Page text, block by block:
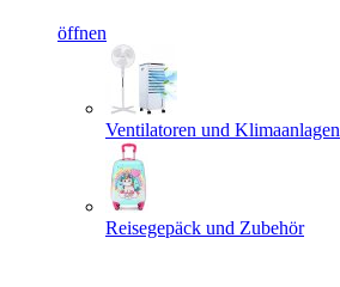
öffnen
Ventilatoren und Klimaanlagen
Reisegepäck und Zubehör